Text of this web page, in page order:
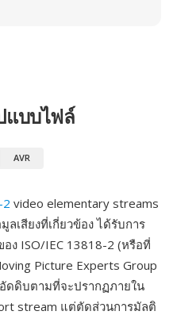
แบบไฟล์
AVR
2 video elementary streams
เสียงที่เกี่ยวข้อง ได้รับการ
ง ISO/IEC 13818-2 (หรือที่
Picture Experts Group
ดดิบตามที่จะปรากฏภายใน
stream แต่ตัดส่วนการมัลติ